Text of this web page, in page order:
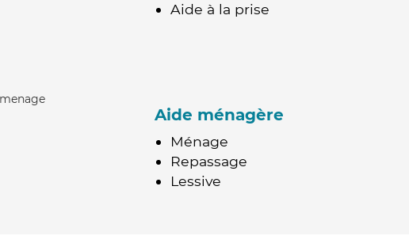
Aide à la prise
Aide ménagère
Ménage
Repassage
Lessive